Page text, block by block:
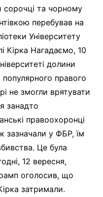
сорочці та чорному
перебував на
Університету
Кірка Нагадаємо, 10
долини
правого
не змогли врятувати
занадто
правоохоронці
зазначали у ФБР, їм
Це була
12 вересня,
оголосив, що
затримали.